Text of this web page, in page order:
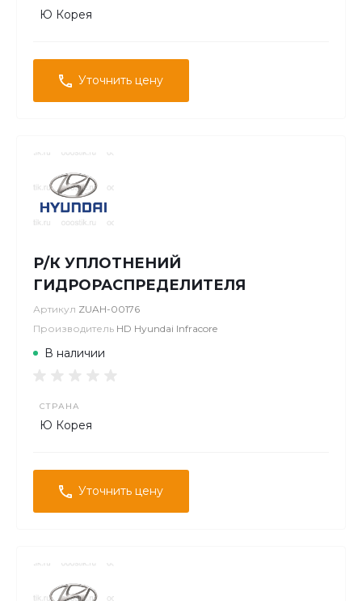
Ю Корея
Уточнить цену
Р/К УПЛОТНЕНИЙ
ГИДРОРАСПРЕДЕЛИТЕЛЯ
Артикул ZUAH-00176
Производитель HD Hyundai Infracore
В наличии
СТРАНА
Ю Корея
Уточнить цену